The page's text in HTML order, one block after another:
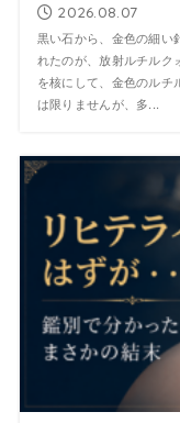
2026.08.07
黒い石から、金色の細い
れたのが、放射ルチルク
を核にして、金色のルチ
は限りませんが、多...